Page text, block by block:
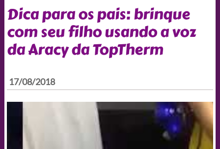
Dica para os pais: brinque
com seu filho usando a voz
da Aracy da TopTherm
17/08/2018